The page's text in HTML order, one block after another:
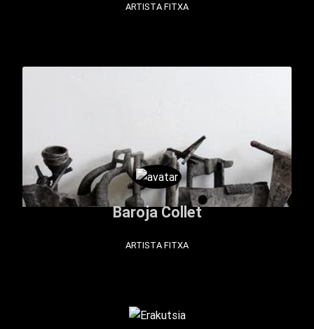
ARTISTA FITXA
Baroja Collet
ARTISTA FITXA